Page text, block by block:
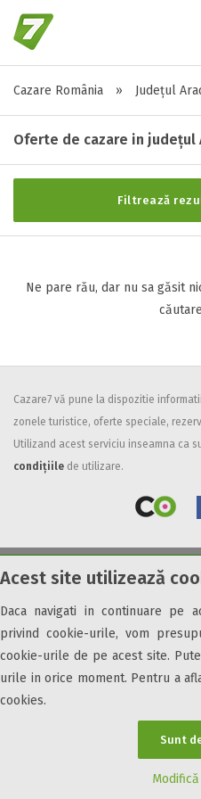
Acest site utilizează
Daca navigati in continuare pe
privind cookie-urile, vom
cookie-urile de pe acest site.
urile in orice moment. Pentru a
cookies.
Sunt
Cazare România » Județul
Oferte de cazare in
Filtrează
Stele / margarete
Neclasificat
2 stele / margarete
3 stele / margarete
Facilități
Internet wireless
All inclusive
Pensiune completa
Demipensiune
Mic dejun
Accepta animale
Accepta voucher vacanta
Acces persoane cu
Ne pare rău, dar nu sa găsit
Cazare7 vă pune la dispozitie
zonele turistice, oferte speciale,
Utilizand acest serviciu inseamna ca
condițiile de utilizare.
© 2026 Cazare7.
Obiective turistice Informații utile